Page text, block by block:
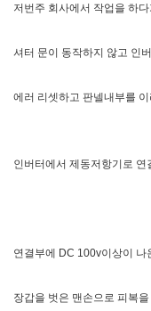
저번주 회사에서 작업을 하
셔터 문이 동작하지 않고 인
에러 리셋하고 판넬내부를 이
인버터에서 제동저항기로
연결부에 DC 100v이상이 나
장갑을 벗은 맨손으로 피복